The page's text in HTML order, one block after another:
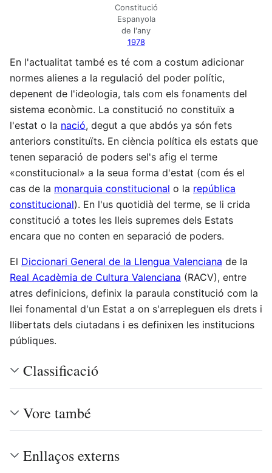
Constitució
Espanyola
de l'any
1978
En l'actualitat també es té com a costum adicionar
normes alienes a la regulació del poder polític,
depenent de l'ideologia, tals com els fonaments del
sistema econòmic. La constitució no constituïx a
l'estat o la nació, degut a que abdós ya són fets
anteriors constituïts. En ciència política els estats que
tenen separació de poders sel's afig el terme
«constitucional» a la seua forma d'estat (com és el
cas de la monarquia constitucional o la república
constitucional). En l'us quotidià del terme, se li crida
constitució a totes les lleis supremes dels Estats
encara que no conten en separació de poders.
El Diccionari General de la Llengua Valenciana de la
Real Acadèmia de Cultura Valenciana (RACV), entre
atres definicions, definix la paraula constitució com la
llei fonamental d'un Estat a on s'arrepleguen els drets i
llibertats dels ciutadans i es definixen les institucions
públiques.
Classificació
Vore també
Enllaços externs